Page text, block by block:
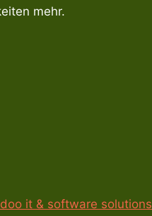
mehr.
it & software solutions